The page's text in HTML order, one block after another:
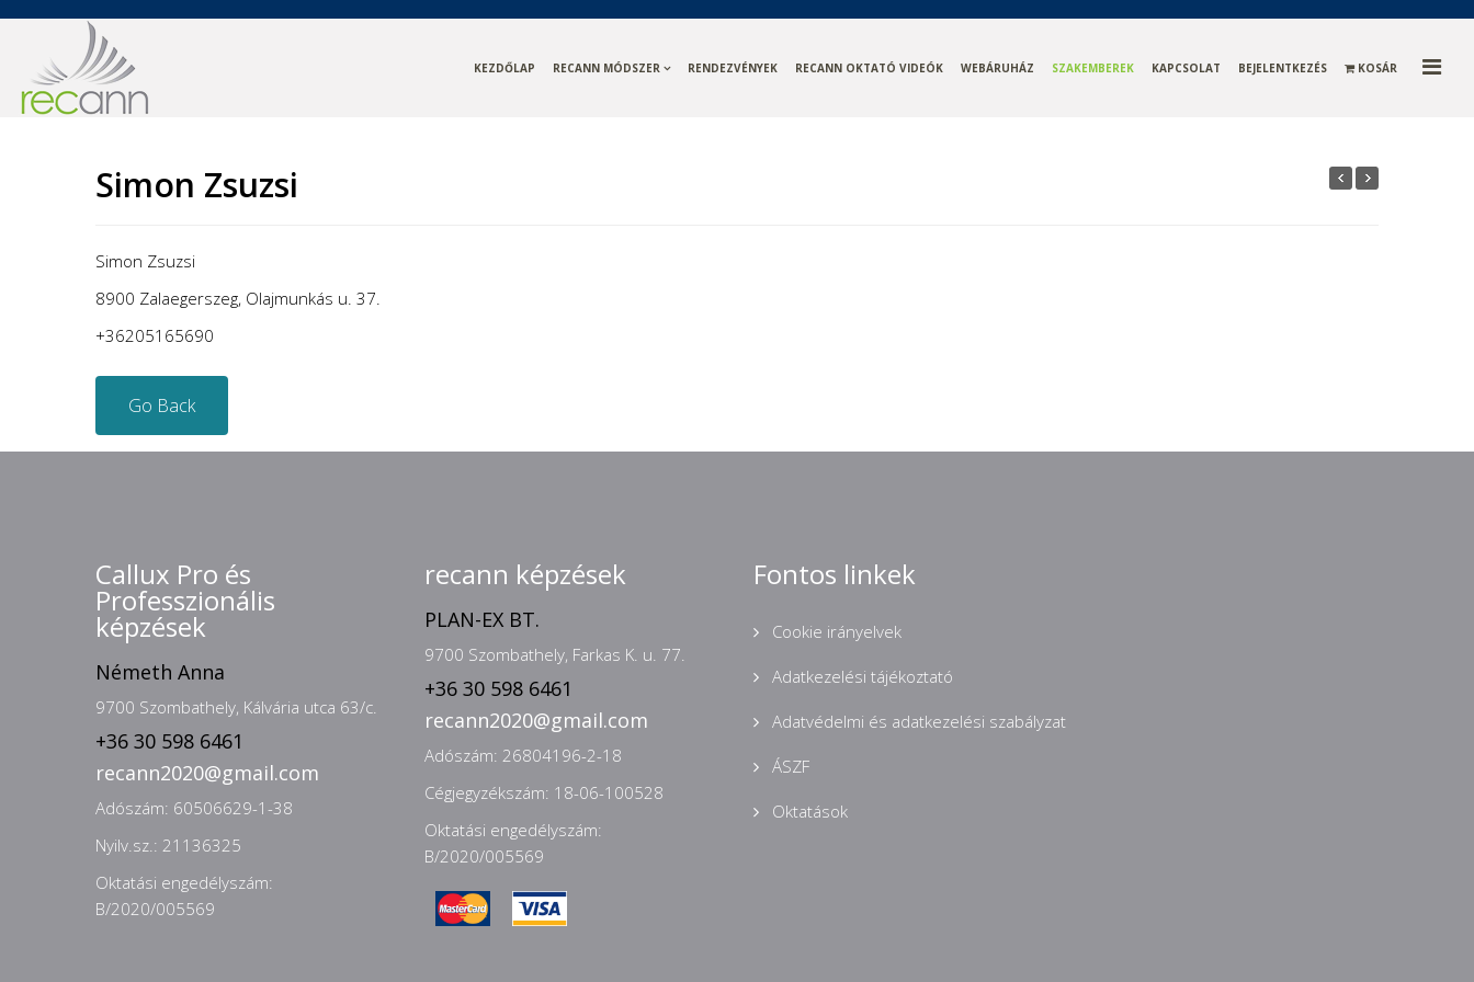
KEZDŐLAP RECANN MÓDSZER RENDEZVÉNYEK RECANN OKTATÓ VIDEÓK WEBÁRUHÁZ SZAKEMBEREK KAPCSOLAT BEJELENTKEZÉS KOSÁR
Simon Zsuzsi
Simon Zsuzsi
8900 Zalaegerszeg, Olajmunkás u. 37.
+36205165690
Go Back
Callux Pro és
Professzionális
képzések
Németh Anna
9700 Szombathely, Kálvária utca 63/c.
+36 30 598 6461
recann2020@gmail.com
Adószám: 60506629-1-38
Nyilv.sz.: 21136325
Oktatási engedélyszám:
B/2020/005569
recann képzések
PLAN-EX BT.
9700 Szombathely, Farkas K. u. 77.
+36 30 598 6461
recann2020@gmail.com
Adószám: 26804196-2-18
Cégjegyzékszám: 18-06-100528
Oktatási engedélyszám:
B/2020/005569
Fontos linkek
Cookie irányelvek
Adatkezelési tájékoztató
Adatvédelmi és adatkezelési szabályzat
ÁSZF
Oktatások